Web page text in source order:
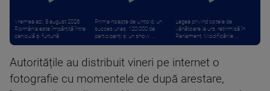
Vremea azi, 8 august 2026.
România este împărțită între
caniculă și furtună
Prima noapte de Untold, un
succes uriaș. 120.000 de
participanți și un show ...
Legea privind cotele de
vânătoare la urs, retrimisă în
Parlament. Modificările ...
Autoritățile au distribuit vineri pe internet o
fotografie cu momentele de după arestare,